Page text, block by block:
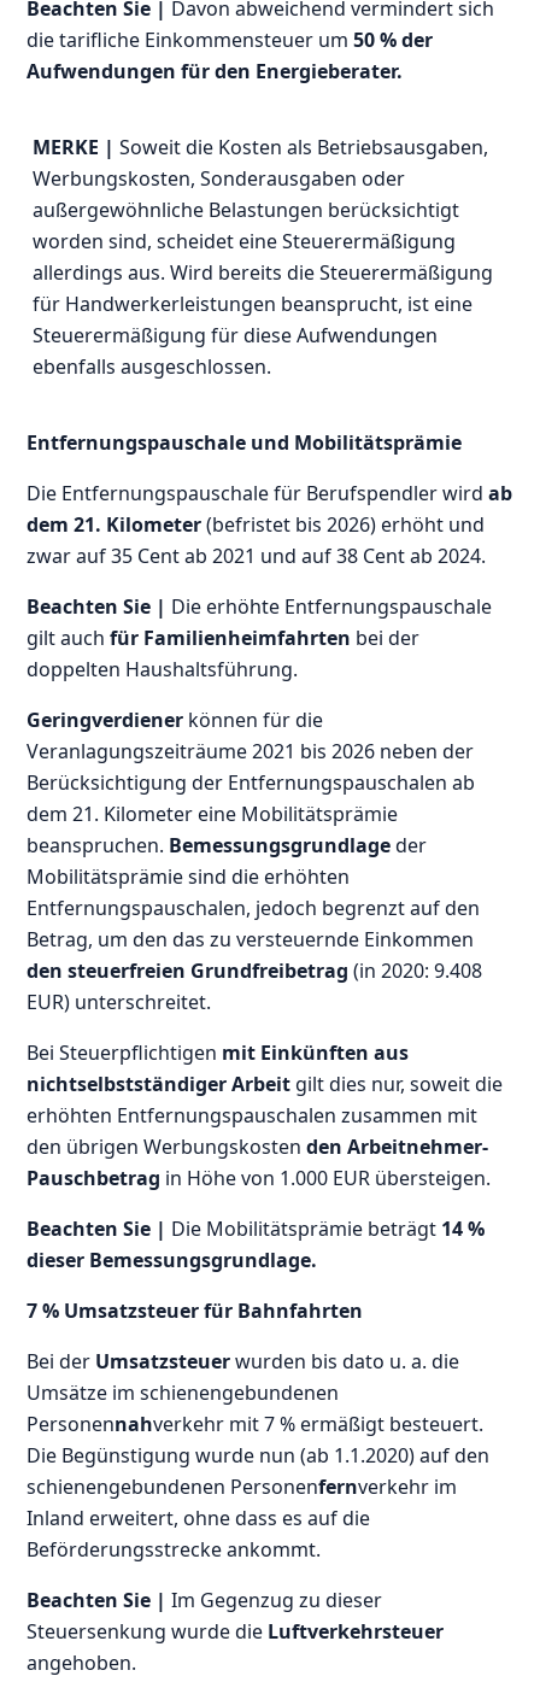
Beachten Sie | Davon abweichend vermindert sich
die tarifliche Einkommensteuer um50 % der
Aufwendungen für den Energieberater.
MERKE |Soweit die Kosten als Betriebsausgaben,
Werbungskosten, Sonderausgaben oder
außergewöhnliche Belastungen berücksichtigt
worden sind, scheidet eine Steuerermäßigung
allerdings aus. Wird bereits die Steuerermäßigung
für Handwerkerleistungen beansprucht, ist eine
Steuerermäßigung für diese Aufwendungen
ebenfalls ausgeschlossen.
Entfernungspauschale und Mobilitätsprämie
Die Entfernungspauschale für Berufspendler wirdab
dem 21. Kilometer(befristet bis 2026) erhöht und
zwar auf 35 Cent ab 2021 und auf 38 Cent ab 2024.
Beachten Sie | Die erhöhte Entfernungspauschale
gilt auchfür Familienheimfahrten bei der
doppelten Haushaltsführung.
Geringverdiener können für die
Veranlagungszeiträume 2021 bis 2026 neben der
Berücksichtigung der Entfernungspauschalen ab
dem 21. Kilometer eine Mobilitätsprämie
beanspruchen. Bemessungsgrundlageder
Mobilitätsprämie sind die erhöhten
Entfernungspauschalen, jedoch begrenzt auf den
Betrag, um den das zu versteuernde Einkommen
den steuerfreien Grundfreibetrag (in 2020: 9.408
EUR) unterschreitet.
Bei Steuerpflichtigen mit Einkünften aus
nichtselbstständiger Arbeit gilt dies nur, soweit die
erhöhten Entfernungspauschalen zusammen mit
den übrigen Werbungskostenden Arbeitnehmer-
Pauschbetrag in Höhe von 1.000 EUR übersteigen.
Beachten Sie | Die Mobilitätsprämie beträgt 14 %
dieser Bemessungsgrundlage.
7 % Umsatzsteuer für Bahnfahrten
Bei der Umsatzsteuerwurden bis dato u. a. die
Umsätze im schienengebundenen
Personennahverkehr mit 7 % ermäßigt besteuert.
Die Begünstigung wurde nun (ab 1.1.2020) auf den
schienengebundenen Personenfernverkehr im
Inland erweitert, ohne dass es auf die
Beförderungsstrecke ankommt.
Beachten Sie | Im Gegenzug zu dieser
Steuersenkung wurde die Luftverkehrsteuer
angehoben.